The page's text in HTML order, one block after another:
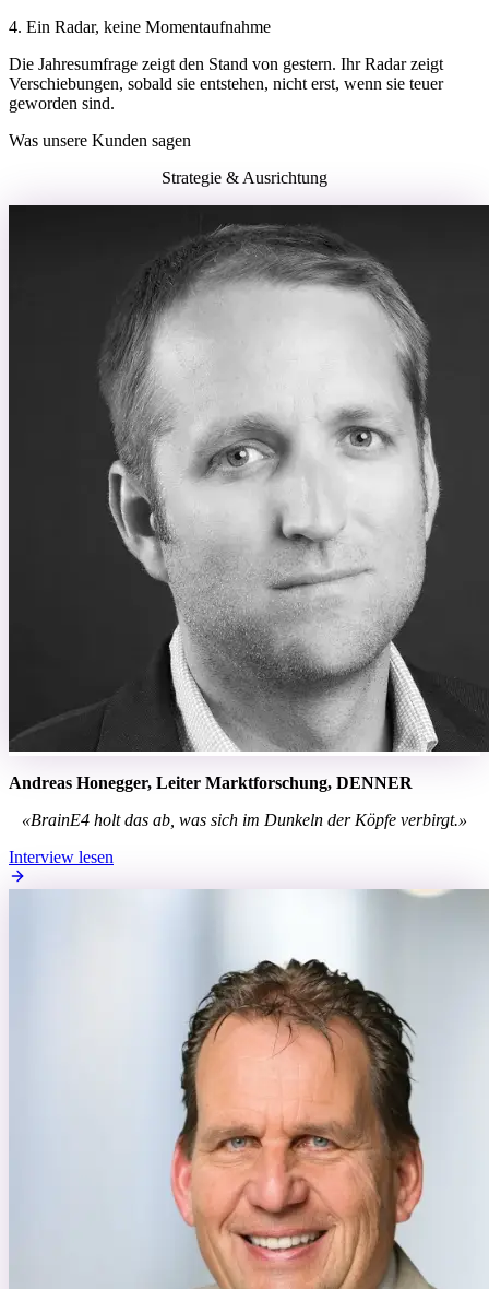
4. Ein Radar, keine Momentaufnahme
Die Jahresumfrage zeigt den Stand von gestern. Ihr Radar zeigt
Verschiebungen, sobald sie entstehen, nicht erst, wenn sie teuer
geworden sind.
Was unsere Kunden sagen
Strategie & Ausrichtung
Andreas Honegger, Leiter Marktforschung, DENNER
«BrainE4 holt das ab, was sich im Dunkeln der Köpfe verbirgt.»
Interview lesen